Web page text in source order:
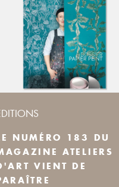
NUMÉRO 183 DU
ATELIERS
VIENT DE